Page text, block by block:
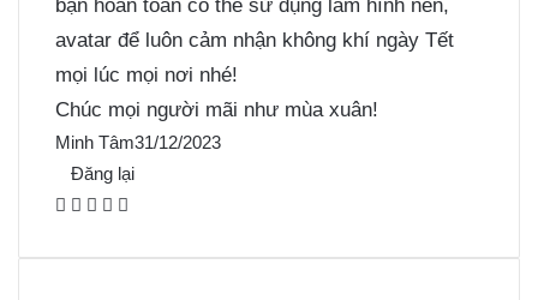
bạn hoàn toàn có thể sử dụng làm hình nền,
avatar để luôn cảm nhận không khí ngày Tết
mọi lúc mọi nơi nhé!
Chúc mọi người mãi như mùa xuân!
Minh Tâm31/12/2023
Đăng lại
F X P M